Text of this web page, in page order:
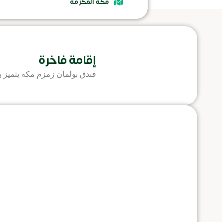
إقامة فاخرة
فندق بولمان زمزم مكة يتميز